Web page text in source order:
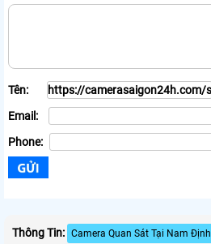
Tên:
Email:
Phone:
Thông Tin: Camera Quan Sát Tại Nam Định